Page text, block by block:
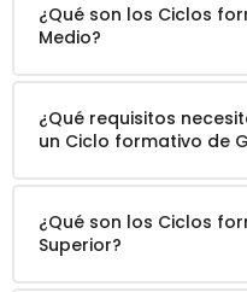
¿Qué son los Ciclos
Medio?
¿Qué requisitos
un Ciclo formativo de
¿Qué son los Ciclos
Superior?